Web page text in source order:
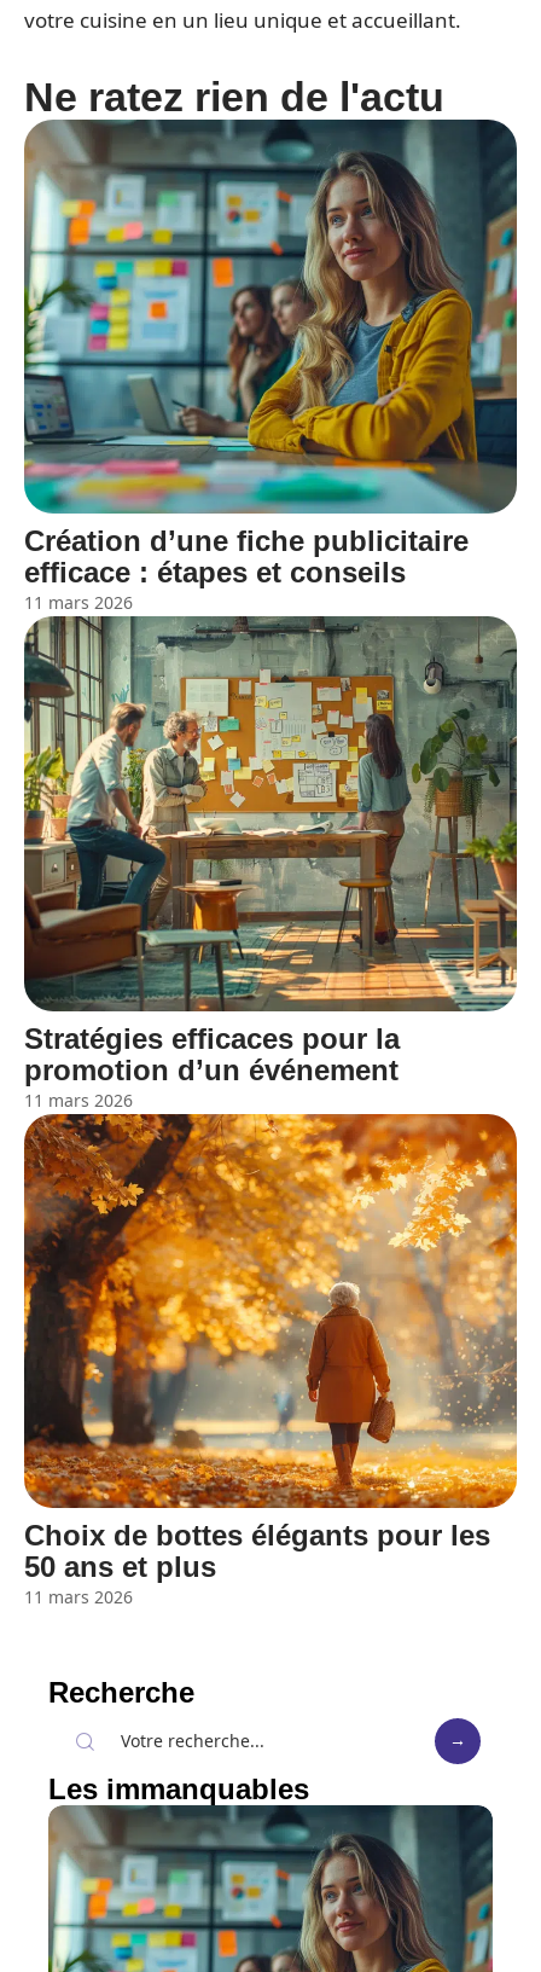
votre cuisine en un lieu unique et accueillant.
Ne ratez rien de l'actu
Création d’une fiche publicitaire
efficace : étapes et conseils
11 mars 2026
Stratégies efficaces pour la
promotion d’un événement
11 mars 2026
Choix de bottes élégants pour les
50 ans et plus
11 mars 2026
Recherche
Les immanquables